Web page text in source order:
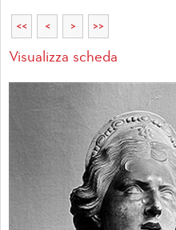
<< < > >>
Visualizza scheda